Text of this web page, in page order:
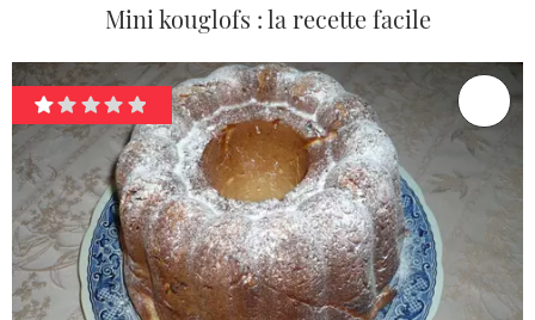
Mini kouglofs : la recette facile